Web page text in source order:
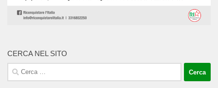
CERCA NEL SITO
Ricerca
per: